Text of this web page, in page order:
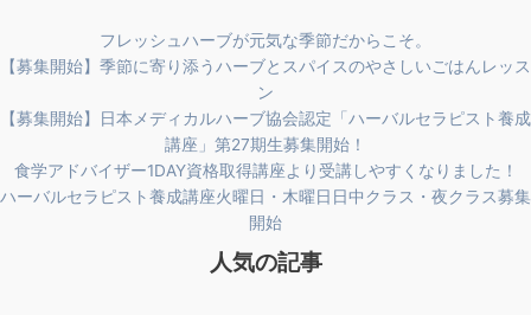
フレッシュハーブが元気な季節だからこそ。
【募集開始】季節に寄り添うハーブとスパイスのやさしいごはんレッス
ン
【募集開始】日本メディカルハーブ協会認定「ハーバルセラピスト養成
講座」第27期生募集開始！
食学アドバイザー1DAY資格取得講座より受講しやすくなりました！
ハーバルセラピスト養成講座火曜日・木曜日日中クラス・夜クラス募集
開始
人気の記事